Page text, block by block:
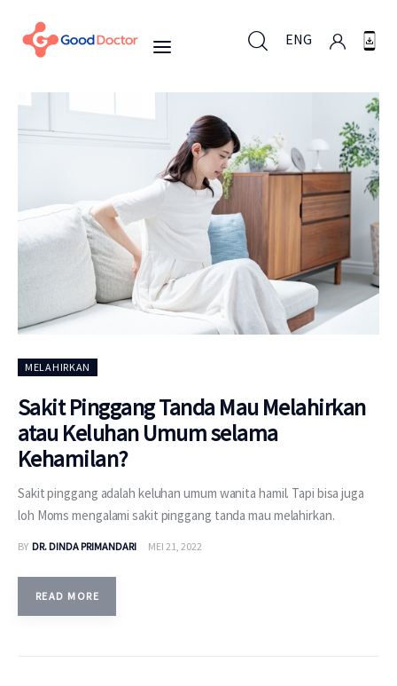
ENG
Untuk Bisnis
Untuk Anda
Mengapa Good Doctor
Layanan
MELAHIRKAN
Sakit Pinggang Tanda Mau Melahirkan
atau Keluhan Umum selama
Kehamilan?
Sakit pinggang adalah keluhan umum wanita hamil. Tapi bisa juga
loh Moms mengalami sakit pinggang tanda mau melahirkan.
BY DR. DINDA PRIMANDARI MEI 21, 2022
READ MORE